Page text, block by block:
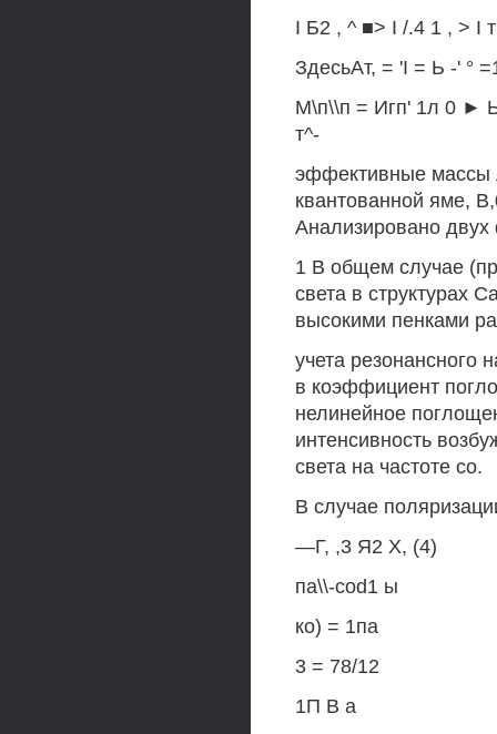
I Б2 , ^ ■> I /.4 1 , > I т
ЗдесьАт, = 'I = Ь -' °
М\п\\п = Игп' 1л 0 ►
т^-
эффективные массы
квантованной яме,
Анализировано двух
1 В общем случае
света в структурах
высокими пенками
учета резонансного
в коэффициент
нелинейное
интенсивность
света на частоте со.
В случае
—Г, ,3 Я2 X, (4)
па\\-cod1 ы
ко) = 1па
3 = 78/12
1П В а